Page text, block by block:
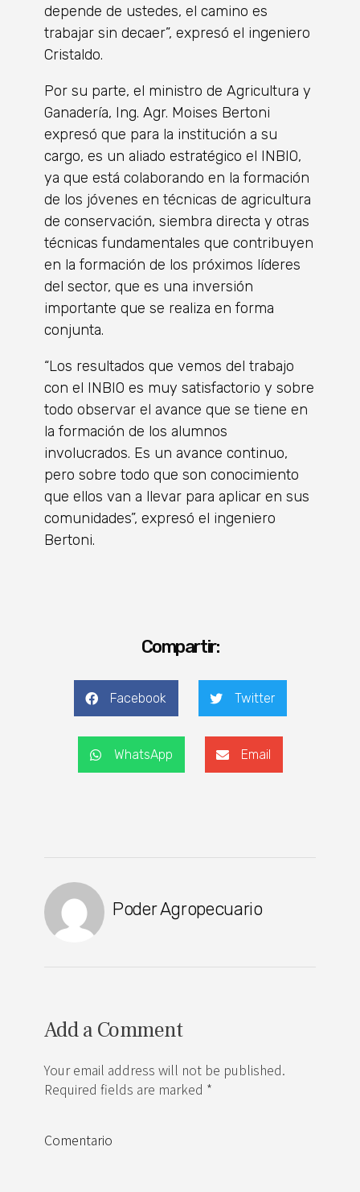
depende de ustedes, el camino es
trabajar sin decaer”, expresó el ingeniero
Cristaldo.
Por su parte, el ministro de Agricultura y
Ganadería, Ing. Agr. Moises Bertoni
expresó que para la institución a su
cargo, es un aliado estratégico el INBIO,
ya que está colaborando en la formación
de los jóvenes en técnicas de agricultura
de conservación, siembra directa y otras
técnicas fundamentales que contribuyen
en la formación de los próximos líderes
del sector, que es una inversión
importante que se realiza en forma
conjunta.
“Los resultados que vemos del trabajo
con el INBIO es muy satisfactorio y sobre
todo observar el avance que se tiene en
la formación de los alumnos
involucrados. Es un avance continuo,
pero sobre todo que son conocimiento
que ellos van a llevar para aplicar en sus
comunidades”, expresó el ingeniero
Bertoni.
Compartir:
Facebook Twitter
WhatsApp Email
Poder Agropecuario
Add a Comment
Your email address will not be published.
Required fields are marked *
Comentario